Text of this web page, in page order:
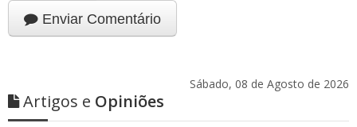
Enviar Comentário
Sábado, 08 de Agosto de 2026
Artigos e Opiniões